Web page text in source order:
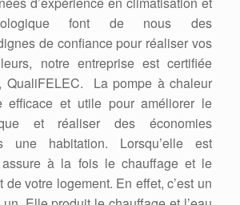
font de nous des
de confiance pour réaliser vos
notre entreprise est certifiée
QualiFELEC. La pompe à chaleur
efficace et utile pour améliorer le
et réaliser des économies
une habitation. Lorsqu’elle est
assure à la fois le chauffage et le
de votre logement. En effet, c’est un